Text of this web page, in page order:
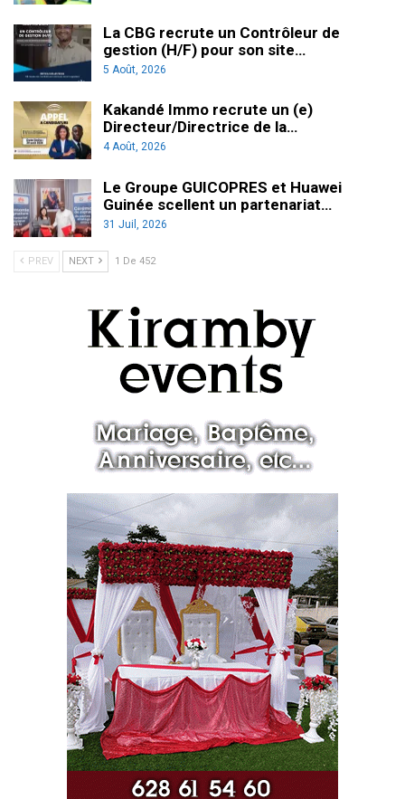
La CBG recrute un Contrôleur de
gestion (H/F) pour son site…
5 Août, 2026
Kakandé Immo recrute un (e)
Directeur/Directrice de la…
4 Août, 2026
Le Groupe GUICOPRES et Huawei
Guinée scellent un partenariat…
31 Juil, 2026
PREV NEXT 1 De 452